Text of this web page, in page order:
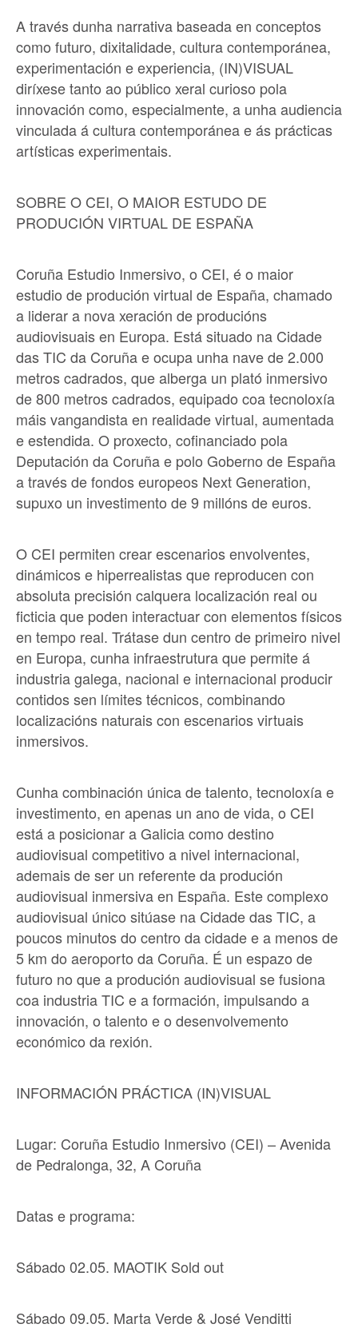
A través dunha narrativa baseada en conceptos
como futuro, dixitalidade, cultura contemporánea,
experimentación e experiencia, (IN)VISUAL
diríxese tanto ao público xeral curioso pola
innovación como, especialmente, a unha audiencia
vinculada á cultura contemporánea e ás prácticas
artísticas experimentais.
SOBRE O CEI, O MAIOR ESTUDO DE
PRODUCIÓN VIRTUAL DE ESPAÑA
Coruña Estudio Inmersivo, o CEI, é o maior
estudio de produción virtual de España, chamado
a liderar a nova xeración de producións
audiovisuais en Europa. Está situado na Cidade
das TIC da Coruña e ocupa unha nave de 2.000
metros cadrados, que alberga un plató inmersivo
de 800 metros cadrados, equipado coa tecnoloxía
máis vangandista en realidade virtual, aumentada
e estendida. O proxecto, cofinanciado pola
Deputación da Coruña e polo Goberno de España
a través de fondos europeos Next Generation,
supuxo un investimento de 9 millóns de euros.
O CEI permiten crear escenarios envolventes,
dinámicos e hiperrealistas que reproducen con
absoluta precisión calquera localización real ou
ficticia que poden interactuar con elementos físicos
en tempo real. Trátase dun centro de primeiro nivel
en Europa, cunha infraestrutura que permite á
industria galega, nacional e internacional producir
contidos sen límites técnicos, combinando
localizacións naturais con escenarios virtuais
inmersivos.
Cunha combinación única de talento, tecnoloxía e
investimento, en apenas un ano de vida, o CEI
está a posicionar a Galicia como destino
audiovisual competitivo a nivel internacional,
ademais de ser un referente da produción
audiovisual inmersiva en España. Este complexo
audiovisual único sitúase na Cidade das TIC, a
poucos minutos do centro da cidade e a menos de
5 km do aeroporto da Coruña. É un espazo de
futuro no que a produción audiovisual se fusiona
coa industria TIC e a formación, impulsando a
innovación, o talento e o desenvolvemento
económico da rexión.
INFORMACIÓN PRÁCTICA (IN)VISUAL
Lugar: Coruña Estudio Inmersivo (CEI) – Avenida
de Pedralonga, 32, A Coruña
Datas e programa:
Sábado 02.05. MAOTIK Sold out
Sábado 09.05. Marta Verde & José Venditti